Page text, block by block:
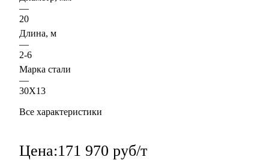
—
20
Длина, м
—
2-6
Марка стали
—
30Х13
Все характеристики
Цена:171 970 руб/т